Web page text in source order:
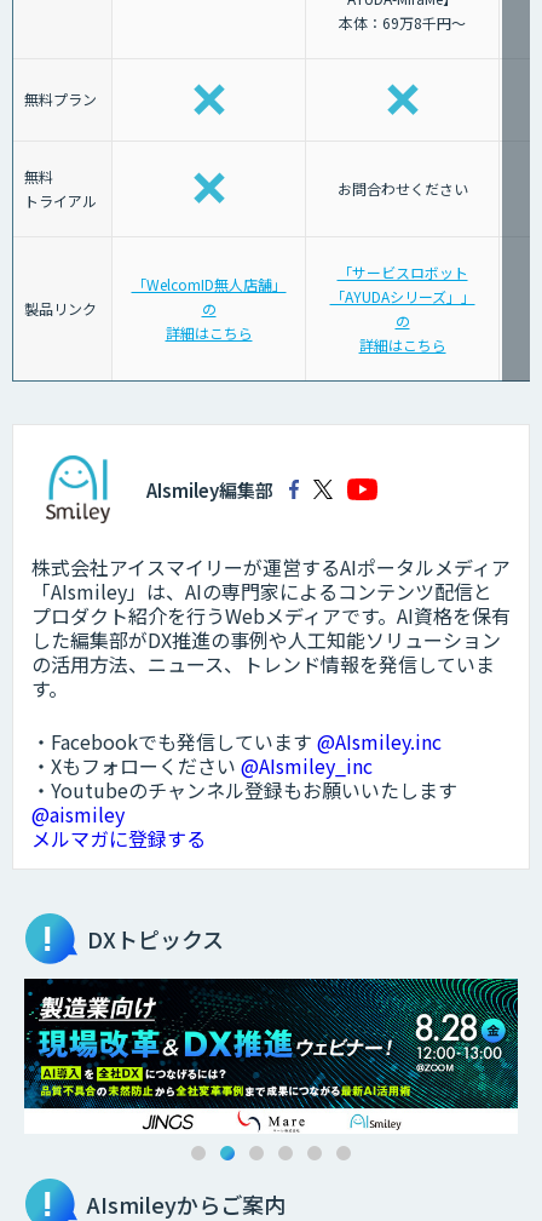
本体：69万8千円～
無料プラン
無料
トライアル
お問合わせください
製品リンク
「WelcomID無人店舗」
の
詳細はこちら
「サービスロボット
「AYUDAシリーズ」」
の
詳細はこちら
AIsmiley編集部
株式会社アイスマイリーが運営するAIポータルメディア
「AIsmiley」は、AIの専門家によるコンテンツ配信と
プロダクト紹介を行うWebメディアです。AI資格を保有
した編集部がDX推進の事例や人工知能ソリューション
の活用方法、ニュース、トレンド情報を発信していま
す。
・Facebookでも発信しています @AIsmiley.inc
・Xもフォローください @AIsmiley_inc
・Youtubeのチャンネル登録もお願いいたします
@aismiley
メルマガに登録する
DXトピックス
AIsmileyからご案内